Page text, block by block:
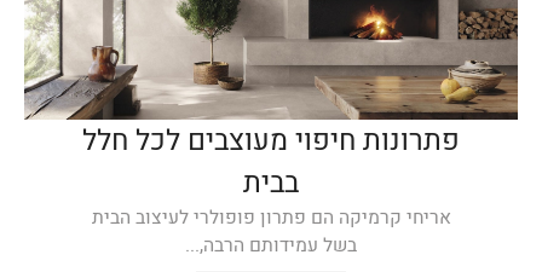
פתרונות חיפוי מעוצבים לכל חלל
בבית
אריחי קרמיקה הם פתרון פופולרי לעיצוב הבית
בשל עמידותם הרבה,...